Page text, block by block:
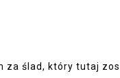
za ślad, który tutaj